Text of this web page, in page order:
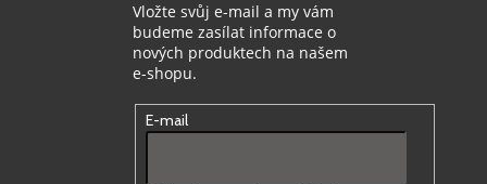
Vložte svůj e-mail a my vám
budeme zasílat informace o
nových produktech na našem
e-shopu.
E-mail